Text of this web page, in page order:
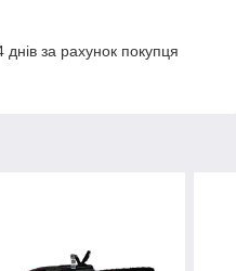
за рахунок покупця